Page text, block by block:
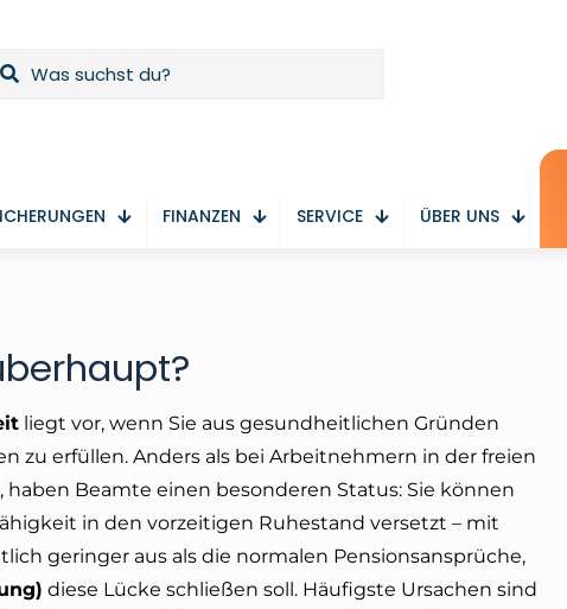
FINANZEN SERVICE ÜBER UNS
liegt vor, wenn Sie aus gesundheitlichen Gründen
zu erfüllen. Anders als bei Arbeitnehmern in der freien
Beamte einen besonderen Status: Sie können
in den vorzeitigen Ruhestand versetzt – mit
geringer aus als die normalen Pensionsansprüche,
diese Lücke schließen soll. Häufigste Ursachen sind